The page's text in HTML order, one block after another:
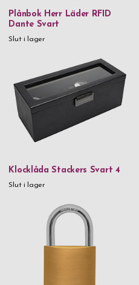
Plånbok Herr Läder RFID
Dante Svart
Slut i lager
Klocklåda Stackers Svart 4
Slut i lager